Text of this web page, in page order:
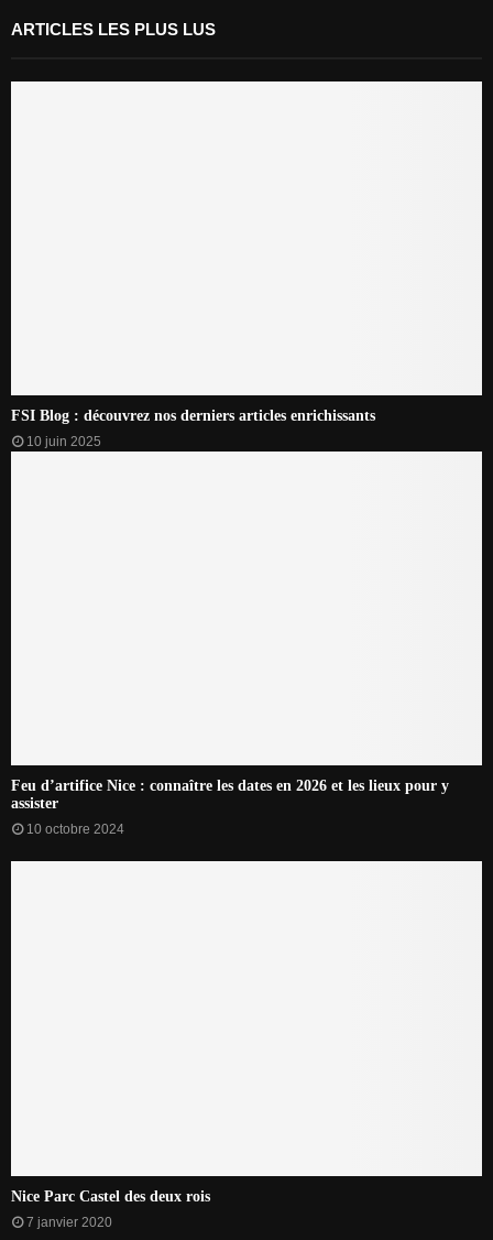
ARTICLES LES PLUS LUS
FSI Blog : découvrez nos derniers articles enrichissants
10 juin 2025
Feu d’artifice Nice : connaître les dates en 2026 et les lieux pour y
assister
10 octobre 2024
Nice Parc Castel des deux rois
7 janvier 2020